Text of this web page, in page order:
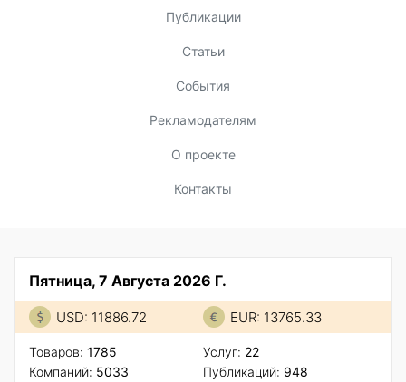
Публикации
Статьи
События
Рекламодателям
О проекте
Контакты
Пятница, 7 Августа 2026 Г.
USD: 11886.72 EUR: 13765.33
Товаров: 1785
Компаний: 5033
Услуг: 22
Публикаций: 948